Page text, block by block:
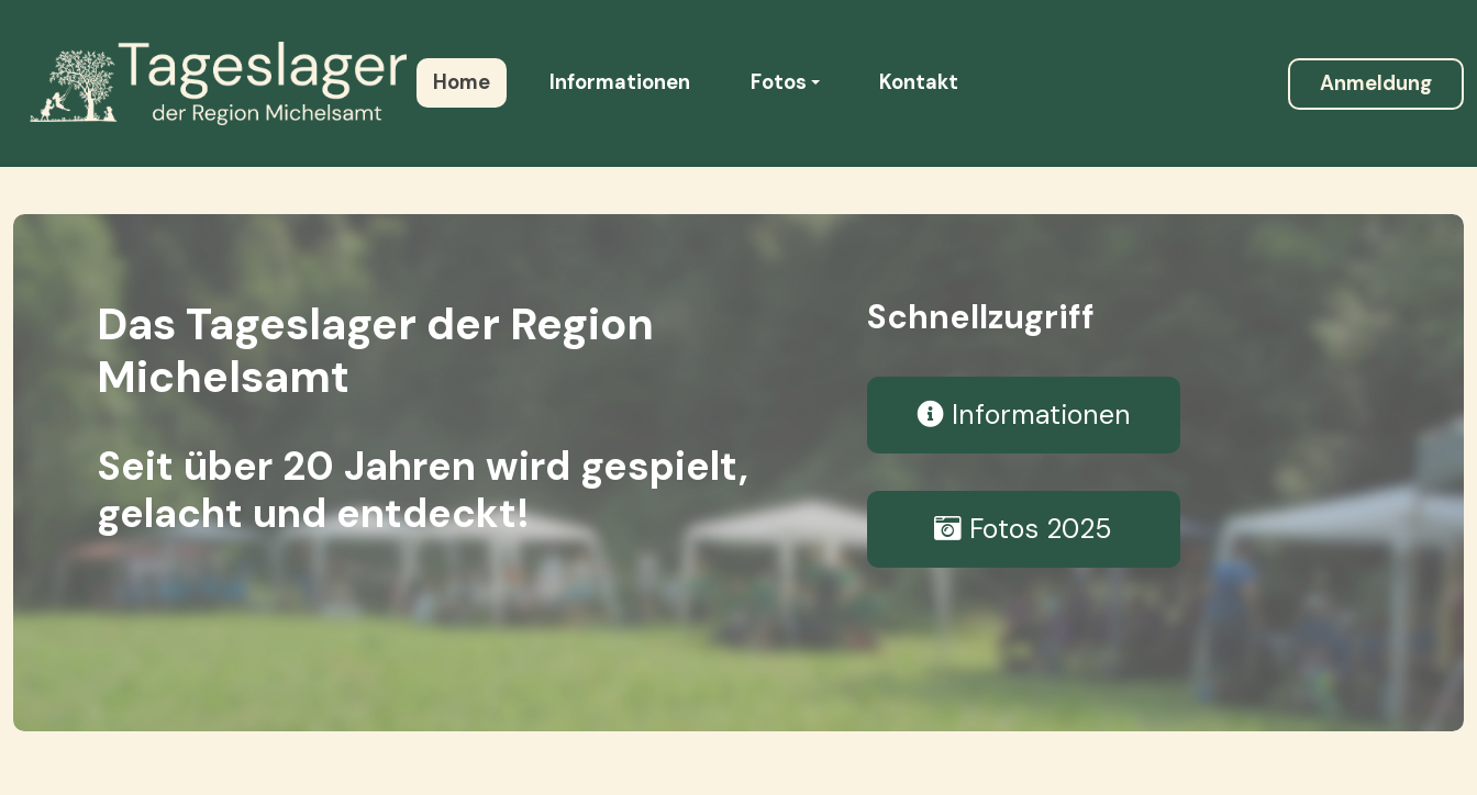
Home Informationen Fotos Kontakt Anmeldung
Das Tageslager der Region
Michelsamt
Seit über 20 Jahren wird gespielt,
gelacht und entdeckt!
Schnellzugriff
Informationen
Fotos 2025